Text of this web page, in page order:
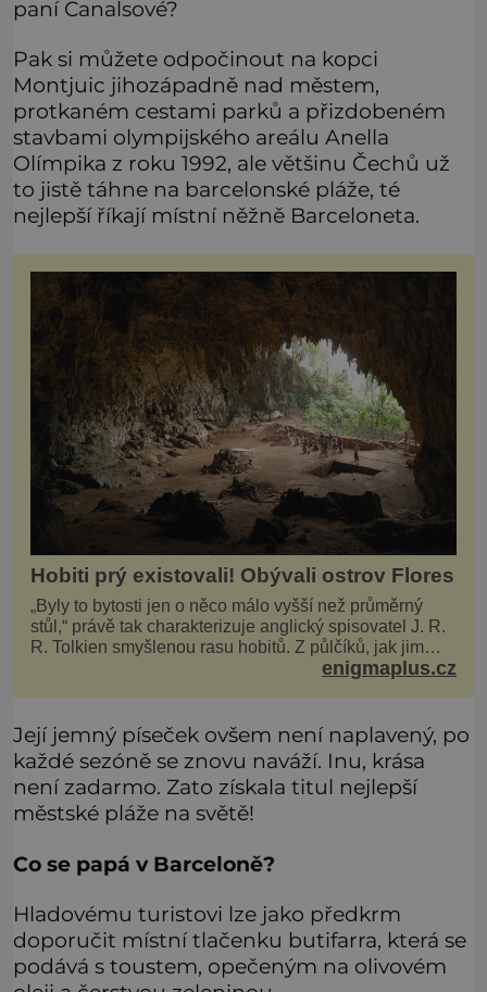
paní Canalsové?
Pak si můžete odpočinout na kopci
Montjuic jihozápadně nad městem,
protkaném cestami parků a přizdobeném
stavbami olympijského areálu Anella
Olímpika z roku 1992, ale většinu Čechů už
to jistě táhne na barcelonské pláže, té
nejlepší říkají místní něžně Barceloneta.
Hobiti prý existovali! Obývali ostrov Flores
„Byly to bytosti jen o něco málo vyšší než průměrný
stůl,“ právě tak charakterizuje anglický spisovatel J. R.
R. Tolkien smyšlenou rasu hobitů. Z půlčíků, jak jim
říká, následně udělá hlavní hrdiny svých slavných
enigmaplus.cz
Její jemný píseček ovšem není naplavený, po
každé sezóně se znovu naváží. Inu, krása
není zadarmo. Zato získala titul nejlepší
městské pláže na světě!
Co se papá v Barceloně?
Hladovému turistovi lze jako předkrm
doporučit místní tlačenku butifarra, která se
podává s toustem, opečeným na olivovém